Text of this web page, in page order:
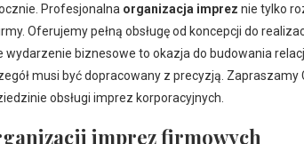
Profesjonalna organizacja imprez nie tylko
Oferujemy pełną obsługę od koncepcji do
wydarzenie biznesowe to okazja do budowania
musi być dopracowany z precyzją. Zapraszamy
obsługi imprez korporacyjnych.
imprez firmowych